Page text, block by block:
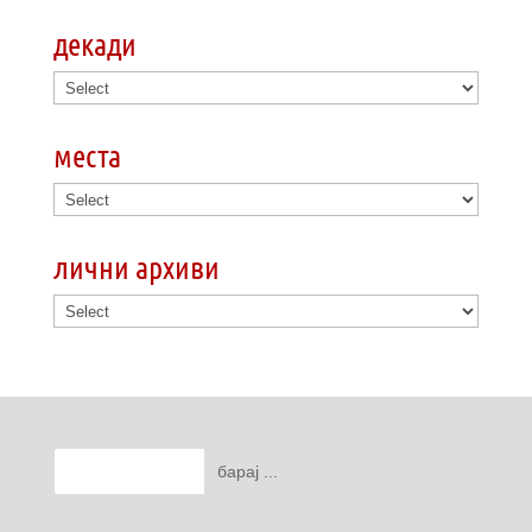
декади
места
лични архиви